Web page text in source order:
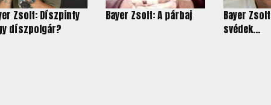
Zsolt: Díszpinty
díszpolgár?
Bayer Zsolt: A párbaj
Bayer
svédek...